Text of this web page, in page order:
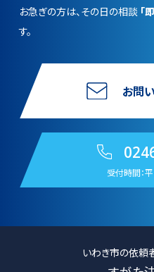
お急ぎの方は、その日の相談 「
す。
お問
受付時間：
いわき市の依頼